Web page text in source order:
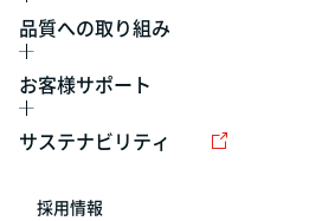
品質への取り組み
お客様サポート
サステナビリティ
採用情報